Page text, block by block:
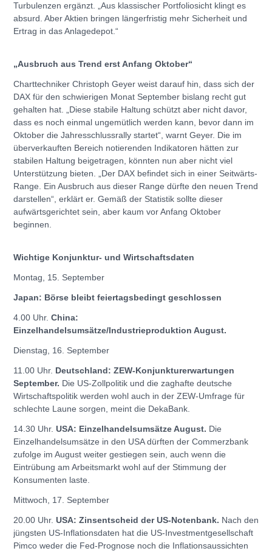
Turbulenzen ergänzt. „Aus klassischer Portfoliosicht klingt es
absurd. Aber Aktien bringen längerfristig mehr Sicherheit und
Ertrag in das Anlagedepot.“
„Ausbruch aus Trend erst Anfang Oktober“
Charttechniker Christoph Geyer weist darauf hin, dass sich der
DAX für den schwierigen Monat September bislang recht gut
gehalten hat. „Diese stabile Haltung schützt aber nicht davor,
dass es noch einmal ungemütlich werden kann, bevor dann im
Oktober die Jahresschlussrally startet“, warnt Geyer. Die im
überverkauften Bereich notierenden Indikatoren hätten zur
stabilen Haltung beigetragen, könnten nun aber nicht viel
Unterstützung bieten. „Der DAX befindet sich in einer Seitwärts-
Range. Ein Ausbruch aus dieser Range dürfte den neuen Trend
darstellen“, erklärt er. Gemäß der Statistik sollte dieser
aufwärtsgerichtet sein, aber kaum vor Anfang Oktober
beginnen.
Wichtige Konjunktur- und Wirtschaftsdaten
Montag, 15. September
Japan: Börse bleibt feiertagsbedingt geschlossen
4.00 Uhr. China:
Einzelhandelsumsätze/Industrieproduktion August.
Dienstag, 16. September
11.00 Uhr. Deutschland: ZEW-Konjunkturerwartungen
September. Die US-Zollpolitik und die zaghafte deutsche
Wirtschaftspolitik werden wohl auch in der ZEW-Umfrage für
schlechte Laune sorgen, meint die DekaBank.
14.30 Uhr. USA: Einzelhandelsumsätze August. Die
Einzelhandelsumsätze in den USA dürften der Commerzbank
zufolge im August weiter gestiegen sein, auch wenn die
Eintrübung am Arbeitsmarkt wohl auf der Stimmung der
Konsumenten laste.
Mittwoch, 17. September
20.00 Uhr. USA: Zinsentscheid der US-Notenbank. Nach den
jüngsten US-Inflationsdaten hat die US-Investmentgesellschaft
Pimco weder die Fed-Prognose noch die Inflationsaussichten